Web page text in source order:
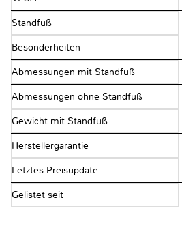
Standfuß
Besonderheiten
Abmessungen mit Standfuß
Abmessungen ohne Standfuß
Gewicht mit Standfuß
Herstellergarantie
Letztes Preisupdate
Gelistet seit